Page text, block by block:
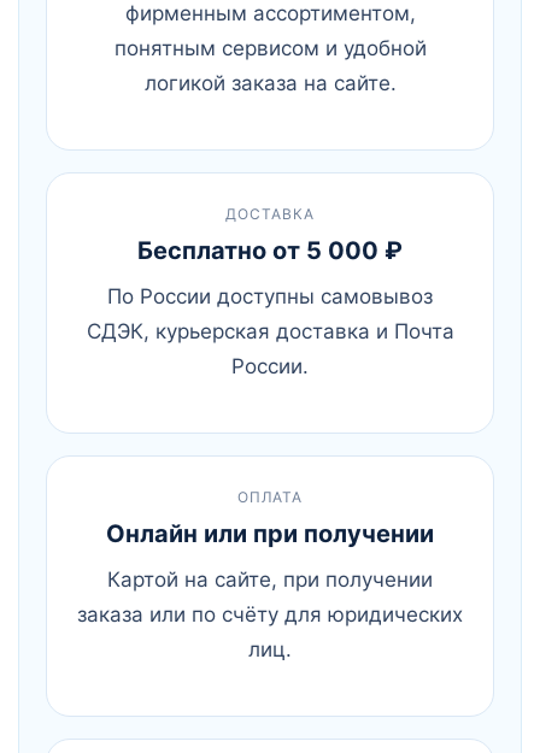
фирменным ассортиментом,
понятным сервисом и удобной
логикой заказа на сайте.
ДОСТАВКА
Бесплатно от 5 000 ₽
По России доступны самовывоз
СДЭК, курьерская доставка и Почта
России.
ОПЛАТА
Онлайн или при получении
Картой на сайте, при получении
заказа или по счёту для юридических
лиц.